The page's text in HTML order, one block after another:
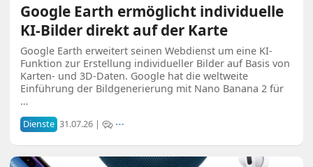
Google Earth ermöglicht individuelle
KI-Bilder direkt auf der Karte
Google Earth erweitert seinen Webdienst um eine KI-
Funktion zur Erstellung individueller Bilder auf Basis von
Karten- und 3D-Daten. Google hat die weltweite
Einführung der Bildgenerierung mit Nano Banana 2 für
…
Dienste 31.07.26 | ⋯